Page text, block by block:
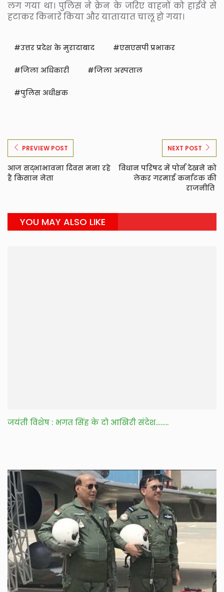
लग गया था। पुलिस ने क्रेन के जरिए वाहनों को हाईवे से
हटाकर किनारे किया और यातायात चालू हो गया।
उत्तर प्रदेश के मुरादाबाद एसएसपी प्रभाकर
जिला अधिकारी जिला अस्पताल
पुलिस अधीक्षक
PREVIEW POST
आज सद्भाभावना दिवस मना रहे
है किसान नेता
NEXT POST
विधान परिषद में पोर्न देखने को
लेकर गरमाई कर्नाटक की
राजनीति
YOU MAY ALSO LIKE
जयंती विशेष : भगत सिंह के दो आखिरी संदेश……..